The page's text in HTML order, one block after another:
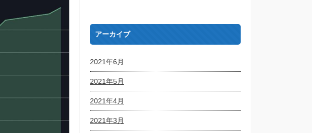
アーカイブ
2021年6月
2021年5月
2021年4月
2021年3月